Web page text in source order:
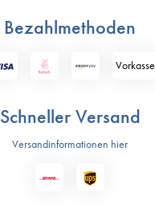
Bezahlmethoden
Vorkasse
Schneller Versand
Versandinformationen hier